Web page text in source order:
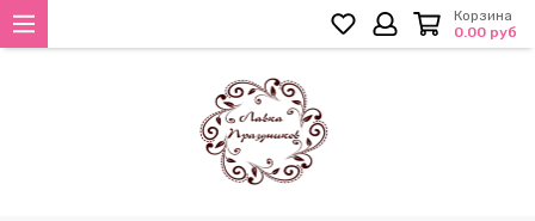
Корзина
0.00 руб